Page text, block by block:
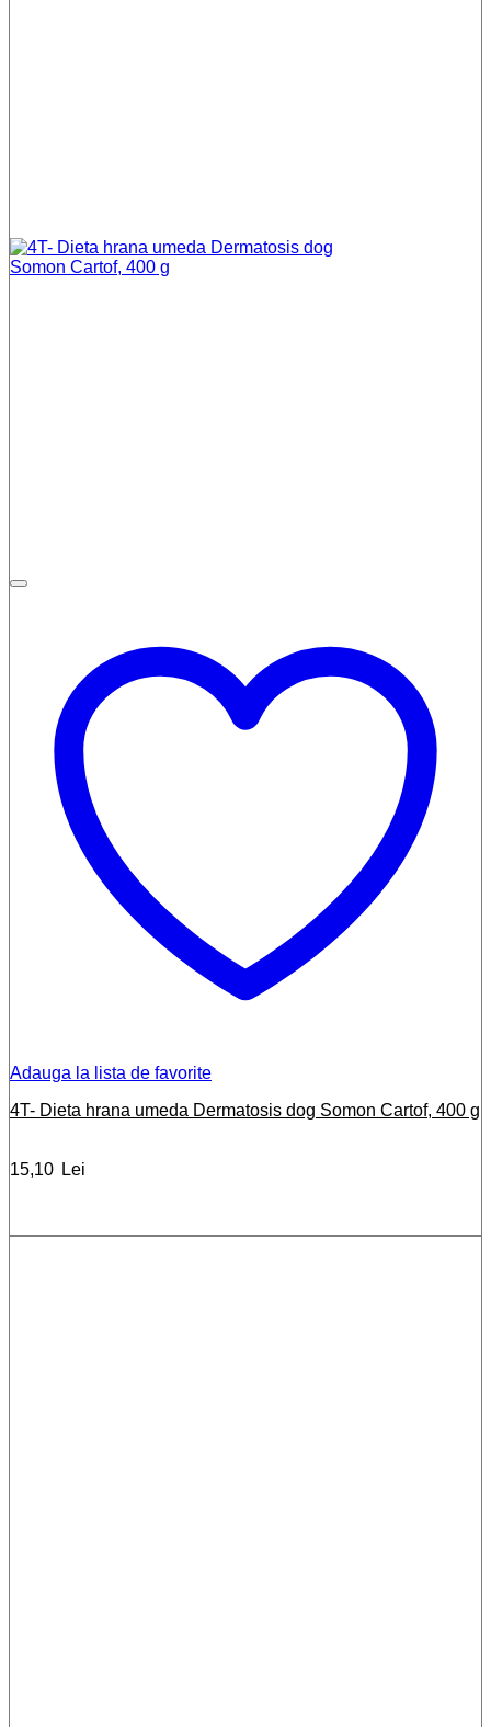
Adauga la lista de favorite
4T- Dieta hrana umeda Dermatosis dog Somon Cartof, 400 g
15,10 Lei